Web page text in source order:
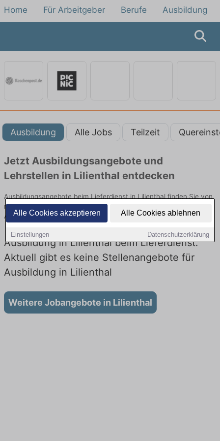
Alle Cookies akzeptieren Alle Cookies ablehnen
Einstellungen Datenschutzerklärung
Home Für Arbeitgeber Berufe Ausbildung
Ausbildung Alle Jobs Teilzeit
Jetzt Ausbildungsangebote und
Lehrstellen in Lilienthal entdecken
Ausbildungsangebote beim Lieferdienst in Lilienthal finden Sie von
namhaften Firmen. Entdecken Sie freie Optionen von Top-
Arbeitgebern und bewerben Sie sich noch heute.
Ausbildung in Lilienthal beim Lieferdienst:
Aktuell gibt es keine Stellenangebote für
Ausbildung in Lilienthal
Weitere Jobangebote in Lilienthal